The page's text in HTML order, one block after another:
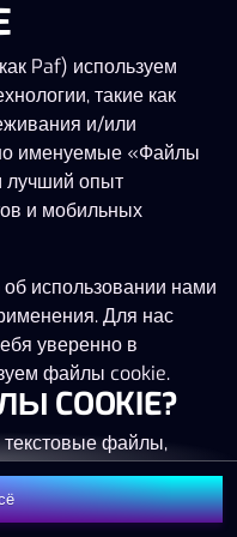
81 453 €
Присоединиться
Paf) используем
такие как
и/или
именуемые «Файлы
лучший опыт
и мобильных
использовании нами
Для нас
уверенно в
файлы cookie.
COOKIE?
файлы,
(например,
или планшете)
Размещение